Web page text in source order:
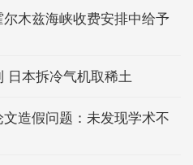
木兹海峡收费安排中给予
日本拆冷气机取稀土
造假问题：未发现学术不